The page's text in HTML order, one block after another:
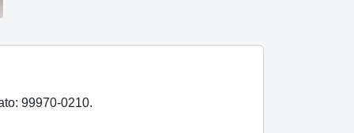
99970-0210.